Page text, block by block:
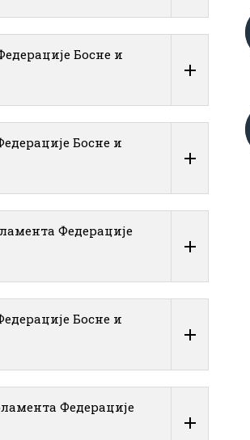
Босне и
Босне и
Федерације
Босне и
Федерације